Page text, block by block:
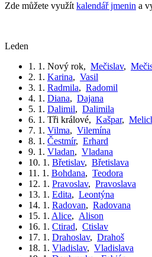
Zde můžete využítkalendář jmenin a
leden
1. 1. Nový rok, Mečislav,
2. 1. Karina, Vasil
3. 1. Radmila, Radomil
4. 1. Diana, Dajana
5. 1. Dalimil, Dalimila
6. 1. Tři králové, Kašpar,
7. 1. Vilma, Vilemína
8. 1. Čestmír, Erhard
9. 1. Vladan, Vladana
10. 1. Břetislav, Břetislava
11. 1. Bohdana, Teodora
12. 1. Pravoslav, Pravoslava
13. 1. Edita, Leontýna
14. 1. Radovan, Radovana
15. 1. Alice, Alison
16. 1. Ctirad, Ctislav
17. 1. Drahoslav, Drahoš
18. 1. Vladislav, Vladislava